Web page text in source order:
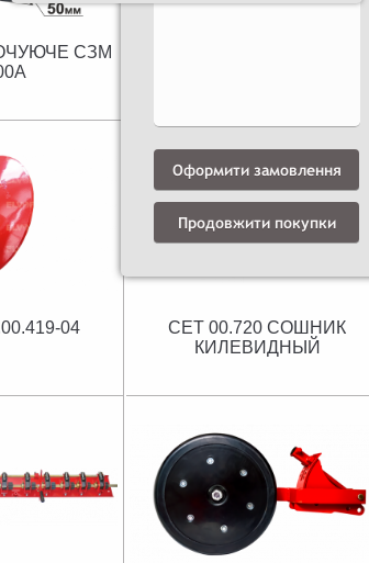
СЗМ
04
СЕТ 00.720 СОШНИК
КИЛЕВИДНЫЙ
Оформити замовлення
Продовжити покупки